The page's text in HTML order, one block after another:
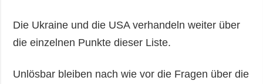
Die Ukraine und die USA verhandeln weiter über
die einzelnen Punkte dieser Liste.
Unlösbar bleiben nach wie vor die Fragen über die